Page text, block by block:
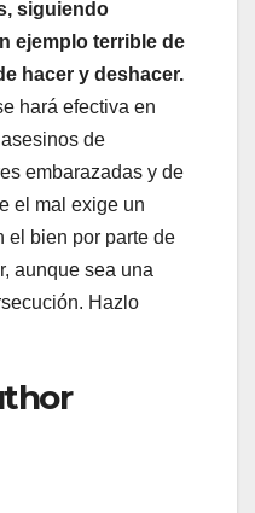
siguiendo
ejemplo terrible de
hacer y deshacer.
hará efectiva en
de
embarazadas y de
el mal exige un
el bien por parte de
aunque sea una
Hazlo